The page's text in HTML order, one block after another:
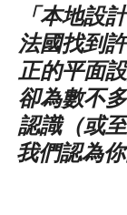
「本地設
法國找到
正的平面
卻為數不
認識（或
我們認為